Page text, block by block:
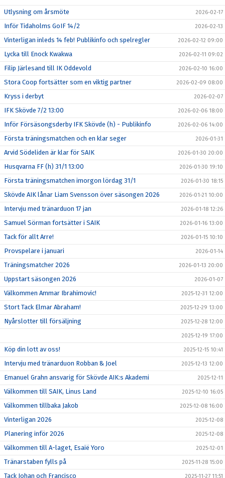
Utlysning om årsmöte 2026-02-17
Inför Tidaholms GoIF 14/2 2026-02-13
Vinterligan inleds 14 feb! Publikinfo och spelregler 2026-02-12 09:00
Lycka till Enock Kwakwa 2026-02-11 09:02
Filip Järlesand till IK Oddevold 2026-02-10 16:00
Stora Coop fortsätter som en viktig partner 2026-02-09 08:00
Kryss i derbyt 2026-02-07
IFK Skövde 7/2 13:00 2026-02-06 18:00
Inför Försäsongsderby IFK Skövde (h) - Publikinfo 2026-02-06 14:00
Första träningsmatchen och en klar seger 2026-01-31
Arvid Södeliden är klar för SAIK 2026-01-30 20:00
Husqvarna FF (h) 31/1 13:00 2026-01-30 19:10
Första träningsmatchen imorgon lördag 31/1 2026-01-30 18:15
Skövde AIK lånar Liam Svensson över säsongen 2026 2026-01-21 10:00
Intervju med tränarduon 17 jan 2026-01-18 12:26
Samuel Sörman fortsätter i SAIK 2026-01-16 13:00
Tack för allt Arre! 2026-01-15 10:10
Provspelare i januari 2026-01-14
Träningsmatcher 2026 2026-01-13 20:00
Uppstart säsongen 2026 2026-01-07
Välkommen Ammar Ibrahimovic! 2025-12-31 12:00
Stort Tack Elmar Abraham! 2025-12-29 13:00
Nyårslotter till försäljning 2025-12-28 12:00
2025-12-19 17:00
Köp din lott av oss! 2025-12-15 10:41
Intervju med tränarduon Robban & Joel 2025-12-13 12:00
Emanuel Grahn ansvarig för Skövde AIK:s Akademi 2025-12-11
Välkommen till SAIK, Linus Land 2025-12-10 16:05
Välkommen tillbaka Jakob 2025-12-08 16:00
Vinterligan 2026 2025-12-08
Planering inför 2026 2025-12-08
Välkommen till A-laget, Esaië Yoro 2025-12-01
Tränarstaben fylls på 2025-11-28 15:00
Tack Johan och Francisco 2025-11-27 11:51